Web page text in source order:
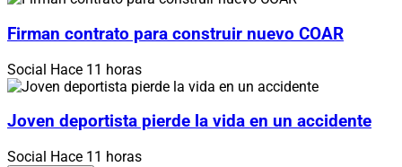
Firman contrato para construir nuevo COAR
Social Hace 11 horas
Joven deportista pierde la vida en un accidente
Social Hace 11 horas